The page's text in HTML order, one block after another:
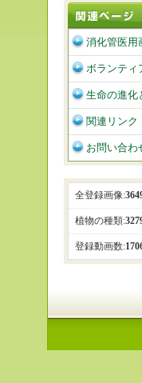
消化管医用
ボランティ
生命の進化
関連リンク
お問い合わ
全登録画像:
植物の種類:
登録動画数: